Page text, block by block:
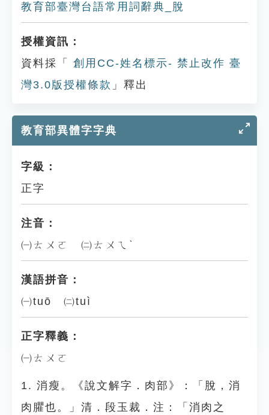
教育部臺灣台語常用詞辭典_脫
授權資訊：
資料採「
創用CC-姓名標示- 禁止改作 臺
灣3.0版授權條款 」釋出
教育部異體字字典
字級：
正字
注音：
㈠ㄊㄨㄛ ㈡ㄊㄨㄟˋ
漢語拼音：
㈠tuō ㈡tuì
正字釋義：
㈠ㄊㄨㄛ
1. 消瘦。《說文解字．肉部》：「脫，消
肉臞也。」清．段玉裁．注：「消肉之